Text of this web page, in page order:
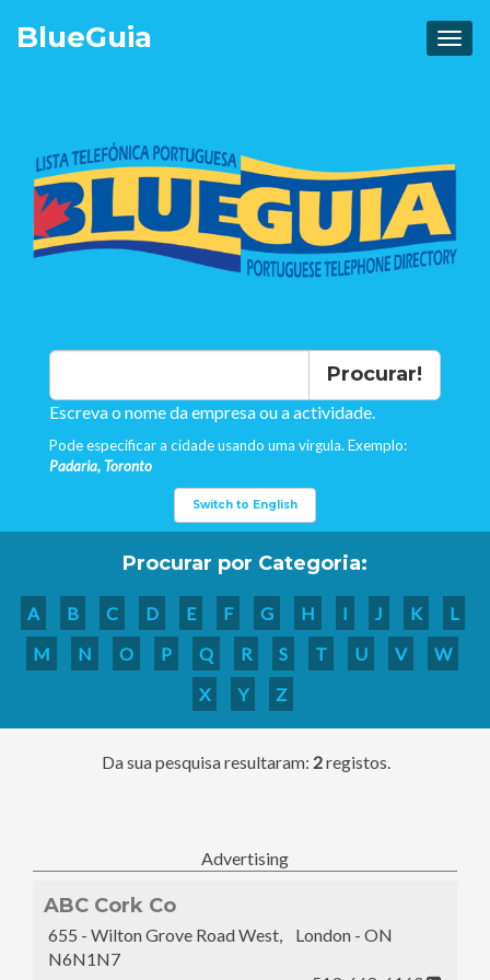
BlueGuia
Procurar!
Escreva o nome da empresa ou a actividade.
Pode especificar a cidade usando uma virgula. Exemplo:
Padaria, Toronto
Switch to English
Procurar por Categoria:
A B C D E F G H I J K
L
M
N O P Q R S T U V
W
X
Y Z
Da sua pesquisa resultaram: 2registos.
Advertising
ABC Cork Co
655 - Wilton Grove Road West, London - ON
N6N1N7